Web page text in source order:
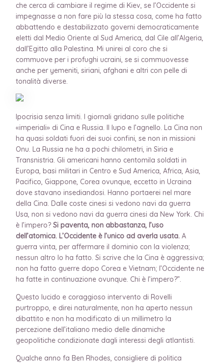
che cerca di cambiare il regime di Kiev, se l’Occidente si
impegnasse a non fare più la stessa cosa, come ha fatto
abbattendo e destabilizzato governi democraticamente
eletti dal Medio Oriente al Sud America, dal Cile all’Algeria,
dall’Egitto alla Palestina. Mi unirei al coro che si
commuove per i profughi ucraini, se si commuovesse
anche per yemeniti, siriani, afghani e altri con pelle di
tonalità diverse.
Ipocrisia senza limiti. I giornali gridano sulle politiche
«imperiali» di Cina e Russia. Il lupo e l’agnello. La Cina non
ha quasi soldati fuori dei suoi confini, se non in missioni
Onu. La Russia ne ha a pochi chilometri, in Siria e
Transnistria. Gli americani hanno centomila soldati in
Europa, basi militari in Centro e Sud America, Africa, Asia,
Pacifico, Giappone, Corea ovunque, eccetto in Ucraina
dove stavano insediandosi. Hanno portaerei nel mare
della Cina. Dalle coste cinesi si vedono navi da guerra
Usa, non si vedono navi da guerra cinesi da New York. Chi
è l’impero? Si paventa, non abbastanza, l’uso
dell’atomica. L’Occidente è l’unico ad averla usata. A
guerra vinta, per affermare il dominio con la violenza;
nessun altro lo ha fatto. Si scrive che la Cina è aggressiva;
non ha fatto guerre dopo Corea e Vietnam; l’Occidente ne
ha fatte in continuazione ovunque. Chi è l’impero?”.
Questo lucido e coraggioso intervento di Rovelli
purtroppo, e direi naturalmente, non ha aperto nessun
dibattito e non ha modificato di un millimetro la
percezione dell’italiano medio delle dinamiche
geopolitiche condizionate dagli interessi degli atlantisti.
Qualche anno fa Ben Rhodes, consigliere di politica